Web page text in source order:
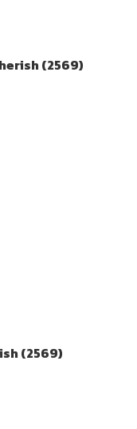
(2569)
(2569)